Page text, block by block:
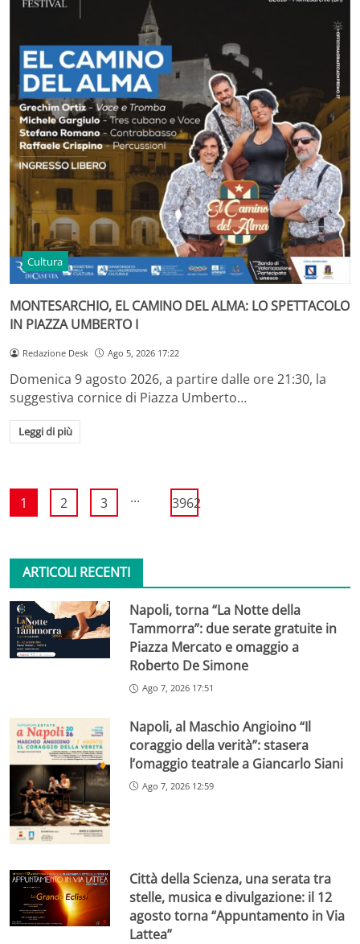
Cultura
MONTESARCHIO, EL CAMINO DEL ALMA: LO SPETTACOLO
IN PIAZZA UMBERTO I
Redazione Desk Ago 5, 2026 17:22
Domenica 9 agosto 2026, a partire dalle ore 21:30, la
suggestiva cornice di Piazza Umberto…
Leggi di più
1 2 3 ... 3962
ARTICOLI RECENTI
Napoli, torna “La Notte della
Tammorra”: due serate gratuite in
Piazza Mercato e omaggio a
Roberto De Simone
Ago 7, 2026 17:51
Napoli, al Maschio Angioino “Il
coraggio della verità”: stasera
l’omaggio teatrale a Giancarlo Siani
Ago 7, 2026 12:59
Città della Scienza, una serata tra
stelle, musica e divulgazione: il 12
agosto torna “Appuntamento in Via
Lattea”